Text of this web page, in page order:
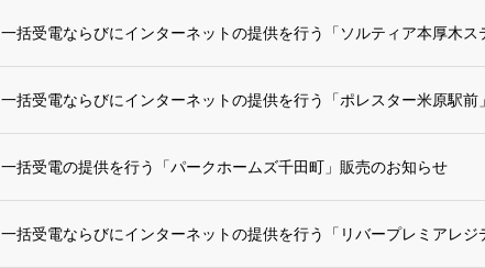
一括受電ならびにインターネットの提供を行う「ソルティア本厚木
一括受電ならびにインターネットの提供を行う「ポレスター米原駅前
一括受電の提供を行う「パークホームズ千田町」販売のお知らせ
一括受電ならびにインターネットの提供を行う「リバープレミアレ